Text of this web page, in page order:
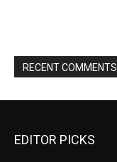
RECENT COMMENTS
EDITOR PICKS